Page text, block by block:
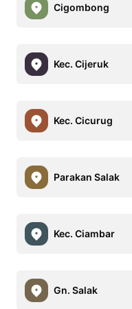
Cigombong
Kec. Cijeruk
Kec. Cicurug
Parakan Salak
Kec. Ciambar
Gn. Salak